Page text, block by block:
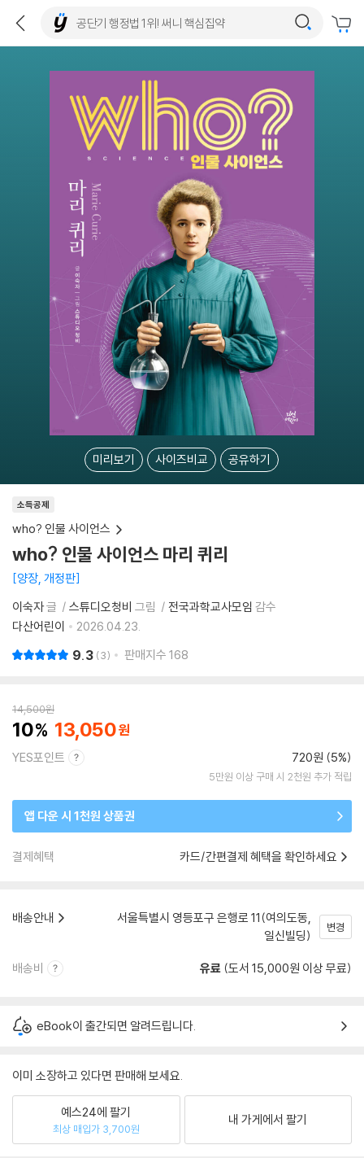
미리보기 사이즈비교 공유하기
소득공제
who? 인물 사이언스
who? 인물 사이언스 마리 퀴리
양장, 개정판
이숙자글 스튜디오청비 그림 전국과학교사모임 감수
다산어린이
2026.04.23.
9.3 3 판매지수 168
14,500원
10 13,050
YES포인트 720원 (5%)
5만원 이상 구매 시 2천원 추가 적립
앱 다운 시 1천원 상품권
결제혜택 카드/간편결제 혜택을 확인하세요
배송안내
서울특별시 영등포구 은행로 11(여의도동,
일신빌딩)
변경
배송비 유료 (도서 15,000원 이상 무료)
eBook이 출간되면 알려드립니다.
이미 소장하고 있다면 판매해 보세요.
예스24에 팔기
최상 매입가 3,700원
내 가게에서 팔기